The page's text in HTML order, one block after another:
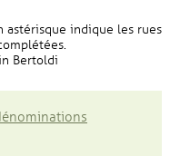
astérisque indique les rues
Bertoldi